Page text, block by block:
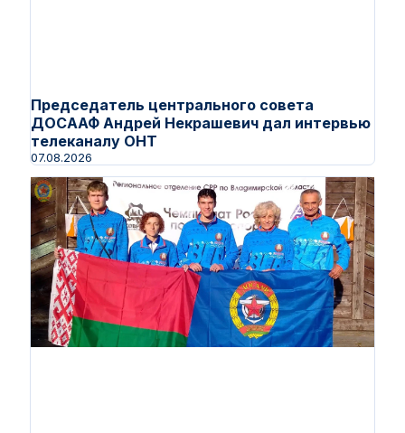
Председатель центрального совета
ДОСААФ Андрей Некрашевич дал интервью
телеканалу ОНТ
07.08.2026